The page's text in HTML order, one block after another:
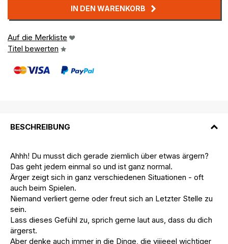
IN DEN WARENKORB
Auf die Merkliste
Titel bewerten
BESCHREIBUNG
Ahhh! Du musst dich gerade ziemlich über etwas ärgern?
Das geht jedem einmal so und ist ganz normal.
Ärger zeigt sich in ganz verschiedenen Situationen - oft
auch beim Spielen.
Niemand verliert gerne oder freut sich an Letzter Stelle zu
sein.
Lass dieses Gefühl zu, sprich gerne laut aus, dass du dich
ärgerst.
Aber denke auch immer in die Dinge, die viiieeel wichtiger